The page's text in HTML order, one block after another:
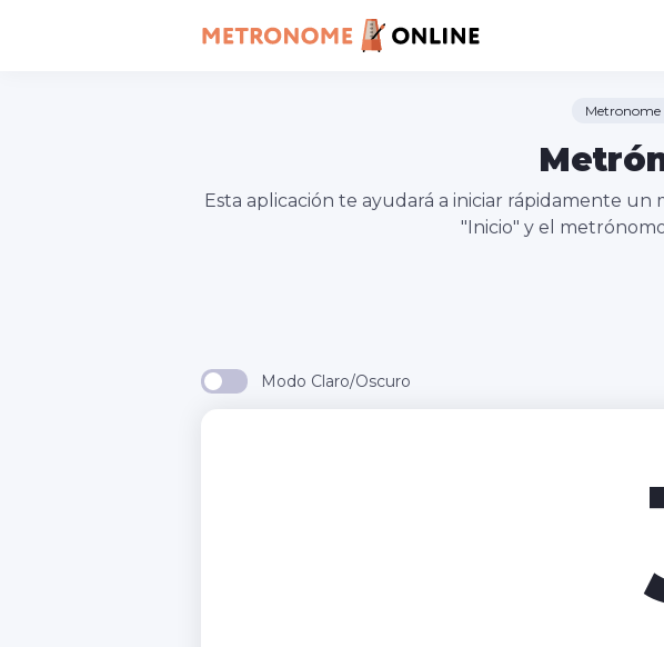
Esta aplicación te ayudará a iniciar rápidamente
"Inicio" y el
Modo Claro/Oscuro